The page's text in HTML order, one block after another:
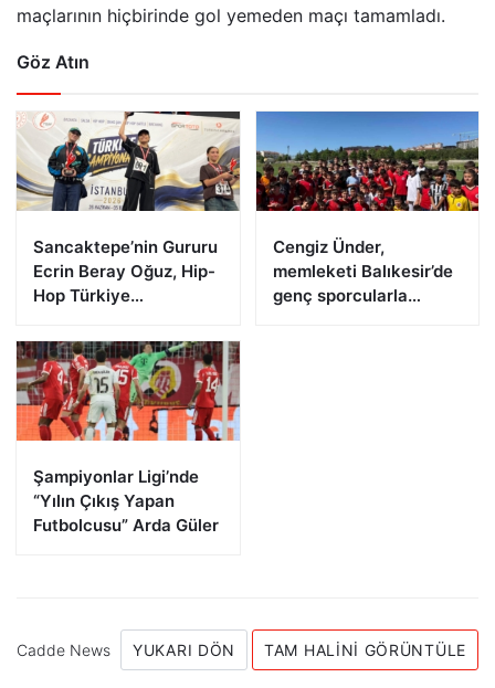
maçlarının hiçbirinde gol yemeden maçı tamamladı.
Göz Atın
Sancaktepe’nin Gururu
Ecrin Beray Oğuz, Hip-
Hop Türkiye
Zirveye Çıktı
Cengiz Ünder,
memleketi Balıkesir’de
genç sporcularla
Şampiyonlar Ligi’nde
“Yılın Çıkış Yapan
Futbolcusu” Arda Güler
Cadde News YUKARI DÖN TAM HALINI GÖRÜNTÜLE